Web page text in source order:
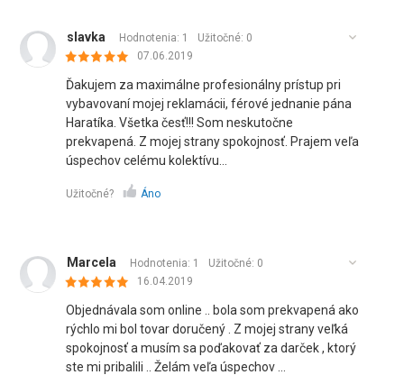
slavka Hodnotenia: 1 Užitočné: 0
07.06.2019
Ďakujem za maximálne profesionálny prístup pri
vybavovaní mojej reklamácii, férové jednanie pána
Haratíka. Všetka česť!!! Som neskutočne
prekvapená. Z mojej strany spokojnosť. Prajem veľa
úspechov celému kolektívu...
Užitočné? Áno
Marcela Hodnotenia: 1 Užitočné: 0
16.04.2019
Objednávala som online .. bola som prekvapená ako
rýchlo mi bol tovar doručený . Z mojej strany veľká
spokojnosť a musím sa poďakovať za darček , ktorý
ste mi pribalili .. Želám veľa úspechov ...